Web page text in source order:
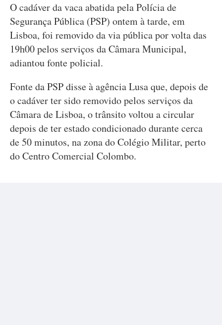
O cadáver da vaca abatida pela Polícia de
Segurança Pública (PSP) ontem à tarde, em
Lisboa, foi removido da via pública por volta das
19h00 pelos serviços da Câmara Municipal,
adiantou fonte policial.
Fonte da PSP disse à agência Lusa que, depois de
o cadáver ter sido removido pelos serviços da
Câmara de Lisboa, o trânsito voltou a circular
depois de ter estado condicionado durante cerca
de 50 minutos, na zona do Colégio Militar, perto
do Centro Comercial Colombo.